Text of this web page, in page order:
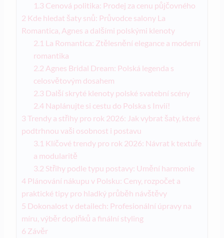
1.3 Cenová politika: Prodej za cenu půjčovného
2 Kde hledat šaty snů: Průvodce salony La
Romantica, Agnes a dalšími polskými klenoty
2.1 La Romantica: Ztělesnění elegance a moderní
romantika
2.2 Agnes Bridal Dream: Polská legenda s
celosvětovým dosahem
2.3 Další skryté klenoty polské svatební scény
2.4 Naplánujte si cestu do Polska s Invií!
3 Trendy a střihy pro rok 2026: Jak vybrat šaty, které
podtrhnou vaši osobnost i postavu
3.1 Klíčové trendy pro rok 2026: Návrat k textuře
a modularitě
3.2 Střihy podle typu postavy: Umění harmonie
4 Plánování nákupu v Polsku: Ceny, rozpočet a
praktické tipy pro hladký průběh návštěvy
5 Dokonalost v detailech: Profesionální úpravy na
míru, výběr doplňků a finální styling
6 Závěr